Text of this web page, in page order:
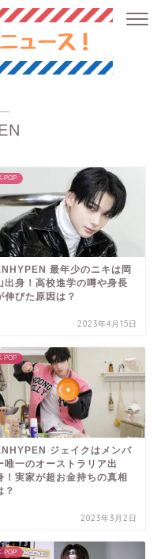
POP
最年少のニキは岡
出身！高校進学の噂や身長
伸びた原因は？
2023年4月15日
POP
ジェイクはメンバ
唯一のオーストラリア出
！実家が超お金持ちの真相
？
2023年3月2日
POP